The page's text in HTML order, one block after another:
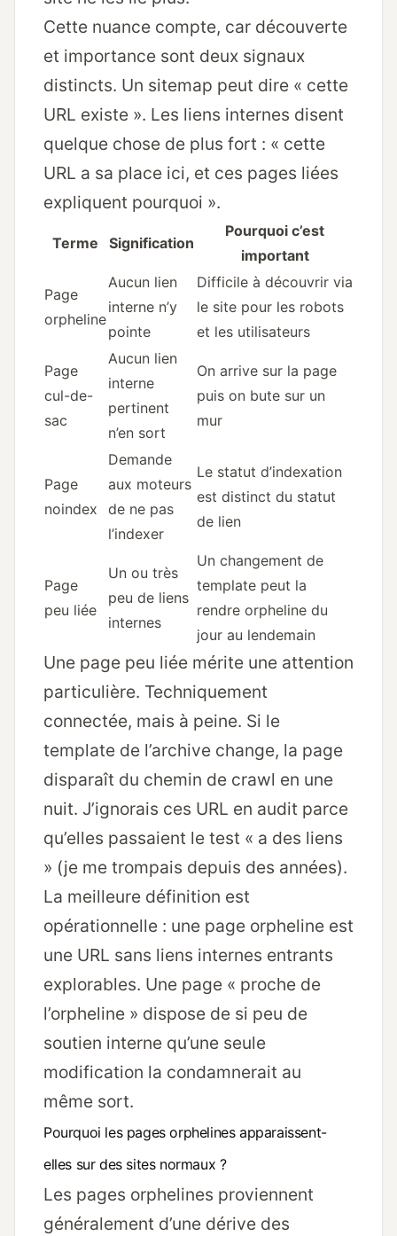
Cette nuance compte, car découverte
et importance sont deux signaux
distincts. Un sitemap peut dire « cette
URL existe ». Les liens internes disent
quelque chose de plus fort : « cette
URL a sa place ici, et ces pages liées
expliquent pourquoi ».
Terme Signification
Pourquoi c’est
important
Page
orpheline
Aucun lien
interne n’y
pointe
Difficile à découvrir via
le site pour les robots
et les utilisateurs
Page
cul-de-
sac
Aucun lien
interne
pertinent
n’en sort
On arrive sur la page
puis on bute sur un
mur
Page
noindex
Demande
aux moteurs
de ne pas
l’indexer
Le statut d’indexation
est distinct du statut
de lien
Page
peu liée
Un ou très
peu de liens
internes
Un changement de
template peut la
rendre orpheline du
jour au lendemain
Une page peu liée mérite une attention
particulière. Techniquement
connectée, mais à peine. Si le
template de l’archive change, la page
disparaît du chemin de crawl en une
nuit. J’ignorais ces URL en audit parce
qu’elles passaient le test « a des liens
» (je me trompais depuis des années).
La meilleure définition est
opérationnelle : une page orpheline est
une URL sans liens internes entrants
explorables. Une page « proche de
l’orpheline » dispose de si peu de
soutien interne qu’une seule
modification la condamnerait au
même sort.
Pourquoi les pages orphelines apparaissent-
elles sur des sites normaux ?
Les pages orphelines proviennent
généralement d’une dérive des